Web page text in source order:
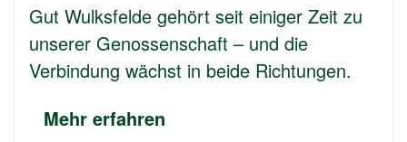
Gut Wulksfelde gehört seit einiger Zeit zu
unserer Genossenschaft – und die
Verbindung wächst in beide Richtungen.
Mehr erfahren